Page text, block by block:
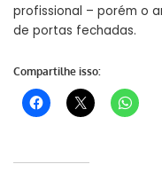
profissional – porém o
de portas fechadas.
Compartilhe isso: